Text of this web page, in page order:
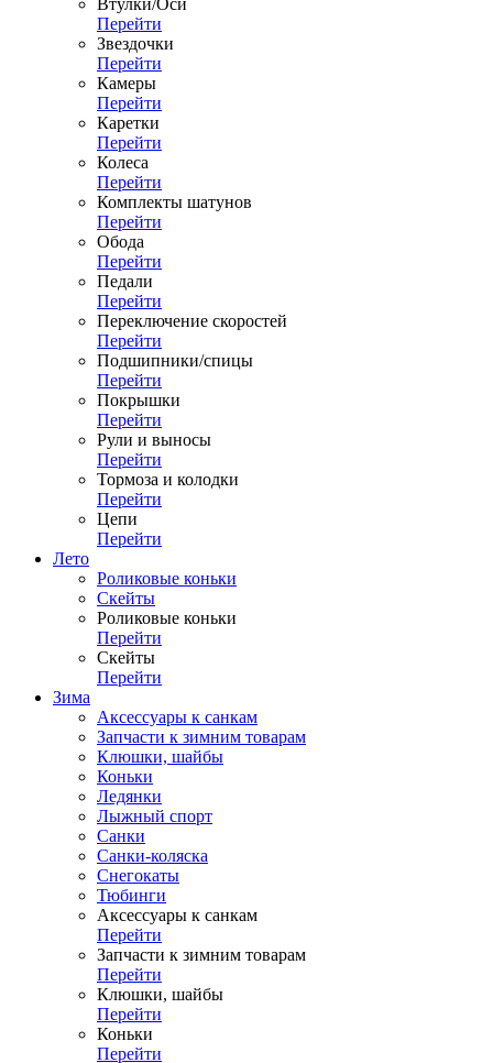
Втулки/Оси
Перейти
Звездочки
Перейти
Камеры
Перейти
Каретки
Перейти
Колеса
Перейти
Комплекты шатунов
Перейти
Обода
Перейти
Педали
Перейти
Переключение скоростей
Перейти
Подшипники/спицы
Перейти
Покрышки
Перейти
Рули и выносы
Перейти
Тормоза и колодки
Перейти
Цепи
Перейти
Лето
Роликовые коньки
Скейты
Роликовые коньки
Перейти
Скейты
Перейти
Зима
Аксессуары к санкам
Запчасти к зимним товарам
Клюшки, шайбы
Коньки
Ледянки
Лыжный спорт
Санки
Санки-коляска
Снегокаты
Тюбинги
Аксессуары к санкам
Перейти
Запчасти к зимним товарам
Перейти
Клюшки, шайбы
Перейти
Коньки
Перейти